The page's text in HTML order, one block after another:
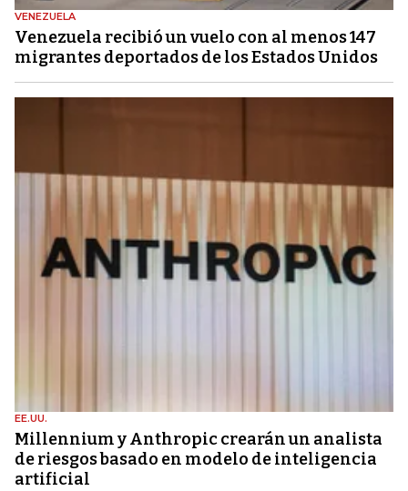
VENEZUELA
Venezuela recibió un vuelo con al menos 147
migrantes deportados de los Estados Unidos
EE.UU.
Millennium y Anthropic crearán un analista
de riesgos basado en modelo de inteligencia
artificial